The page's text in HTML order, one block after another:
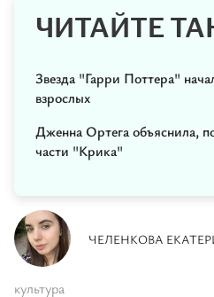
ЧИТАЙТЕ
Звезда "Гарри Поттера"
взрослых
Дженна Ортега объяснила,
части "Крика"
ЧЕЛЕНКОВА
культура